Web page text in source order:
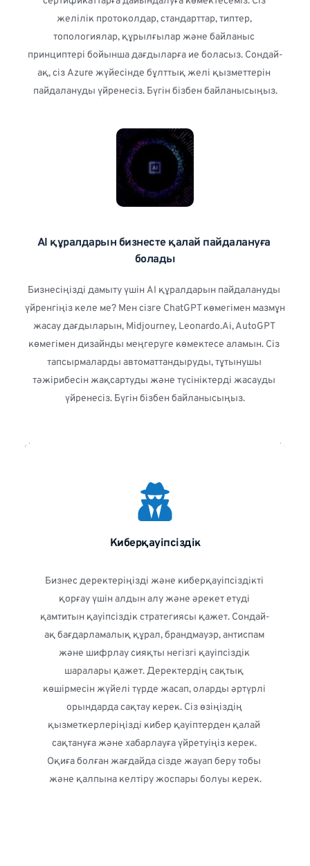
желілік протоколдар, стандарттар, типтер,
топологиялар, құрылғылар және байланыс
принциптері бойынша дағдыларға ие боласыз. Сондай-
ақ, сіз Azure жүйесінде бұлттық желі қызметтерін
пайдалануды үйренесіз. Бүгін бізбен байланысыңыз.
AI құралдарын бизнесте қалай пайдалануға
болады
Бизнесіңізді дамыту үшін AI құралдарын пайдалануды
үйренгіңіз келе ме? Мен сізге ChatGPT көмегімен мазмұн
жасау дағдыларын, Midjourney, Leonardo.Ai, AutoGPT
көмегімен дизайнды меңгеруге көмектесе аламын. Сіз
тапсырмаларды автоматтандыруды, тұтынушы
тәжірибесін жақсартуды және түсініктерді жасауды
үйренесіз. Бүгін бізбен байланысыңыз.
Киберқауіпсіздік
Бизнес деректеріңізді және киберқауіпсіздікті
қорғау үшін алдын алу және әрекет етуді
қамтитын қауіпсіздік стратегиясы қажет. Сондай-
ақ бағдарламалық құрал, брандмауэр, антиспам
және шифрлау сияқты негізгі қауіпсіздік
шаралары қажет. Деректердің сақтық
көшірмесін жүйелі түрде жасап, оларды әртүрлі
орындарда сақтау керек. Сіз өзіңіздің
қызметкерлеріңізді кибер қауіптерден қалай
сақтануға және хабарлауға үйретуіңіз керек.
Оқиға болған жағдайда сізде жауап беру тобы
және қалпына келтіру жоспары болуы керек.